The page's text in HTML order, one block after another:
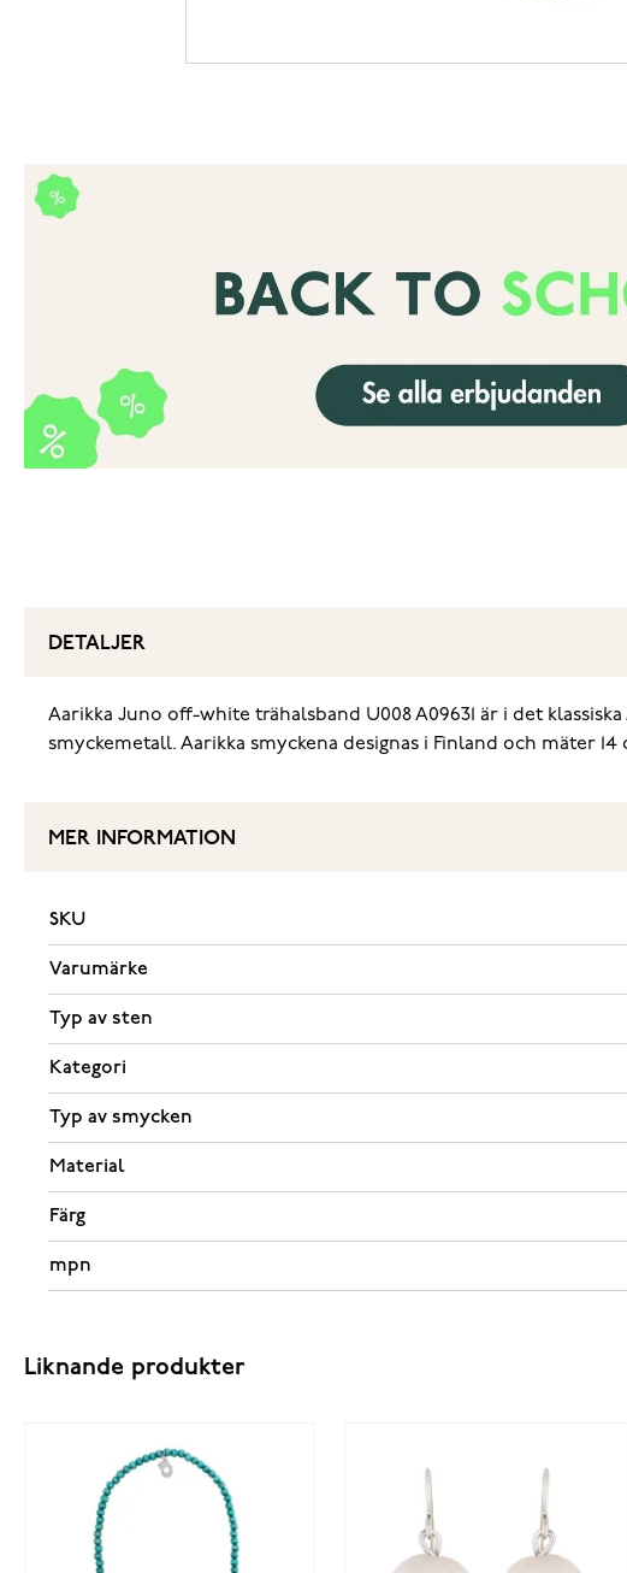
DETALJER
Aarikka Juno off-white trähalsband U008 A09631 är i det
smyckemetall. Aarikka smyckena designas i Finland och mäter
MER INFORMATION
SKU
Varumärke
Typ av sten
Kategori
Typ av smycken
Material
Färg
mpn
Liknande produkter